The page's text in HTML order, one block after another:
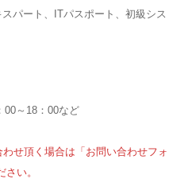
パート、ITパスポート、初級シス
00～18：00など
せ頂く場合は「お問い合わせフォ
い。